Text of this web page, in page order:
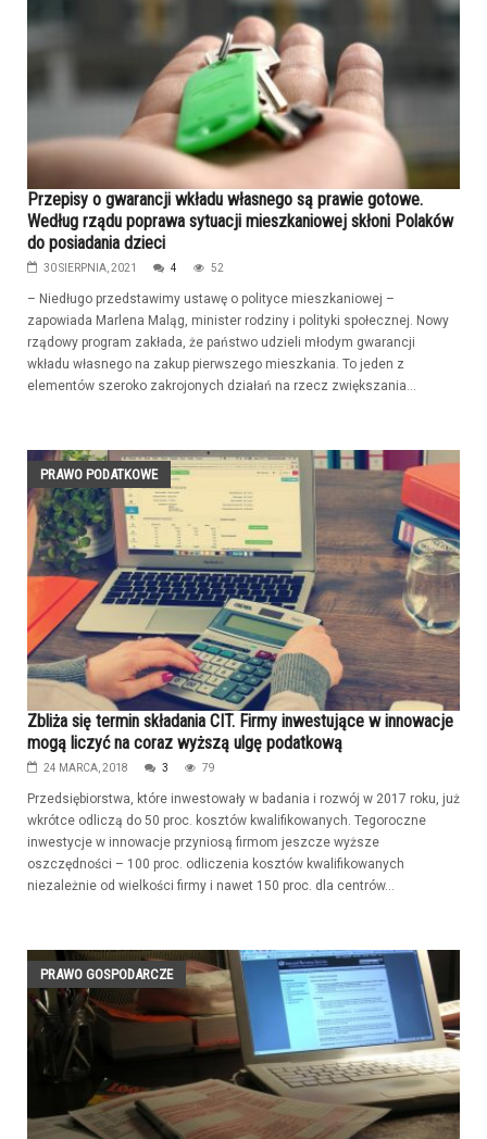
Przepisy o gwarancji wkładu własnego są prawie gotowe.
Według rządu poprawa sytuacji mieszkaniowej skłoni Polaków
do posiadania dzieci
30 SIERPNIA, 2021 4 52
– Niedługo przedstawimy ustawę o polityce mieszkaniowej –
zapowiada Marlena Maląg, minister rodziny i polityki społecznej. Nowy
rządowy program zakłada, że państwo udzieli młodym gwarancji
wkładu własnego na zakup pierwszego mieszkania. To jeden z
elementów szeroko zakrojonych działań na rzecz zwiększania...
PRAWO PODATKOWE
Zbliża się termin składania CIT. Firmy inwestujące w innowacje
mogą liczyć na coraz wyższą ulgę podatkową
24 MARCA, 2018 3 79
Przedsiębiorstwa, które inwestowały w badania i rozwój w 2017 roku, już
wkrótce odliczą do 50 proc. kosztów kwalifikowanych. Tegoroczne
inwestycje w innowacje przyniosą firmom jeszcze wyższe
oszczędności – 100 proc. odliczenia kosztów kwalifikowanych
niezależnie od wielkości firmy i nawet 150 proc. dla centrów...
PRAWO GOSPODARCZE